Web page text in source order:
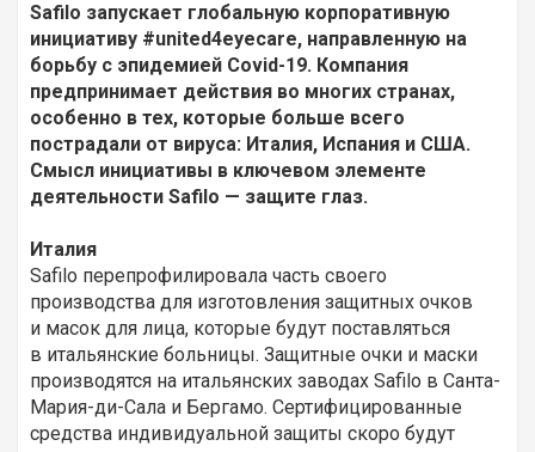
Safilo запускает глобальную корпоративную
инициативу #united4eyecare, направленную на
борьбу с эпидемией Covid-19. Компания
предпринимает действия во многих странах,
особенно в тех, которые больше всего
пострадали от вируса: Италия, Испания и США.
Смысл инициативы в ключевом элементе
деятельности Safilo — защите глаз.
Италия
Safilo перепрофилировала часть своего
производства для изготовления защитных очков
и масок для лица, которые будут поставляться
в итальянские больницы. Защитные очки и маски
производятся на итальянских заводах Safilo в Санта-
Мария-ди-Сала и Бергамо. Сертифицированные
средства индивидуальной защиты скоро будут